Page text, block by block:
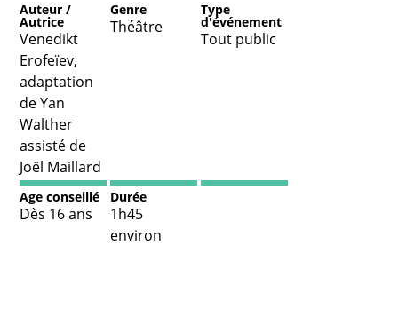
Auteur /
Autrice
Venedikt
Erofeïev,
adaptation
de Yan
Walther
assisté de
Joël Maillard
Genre
Théâtre
Type
d'événement
Tout public
Age conseillé
Dès 16 ans
Durée
1h45
environ